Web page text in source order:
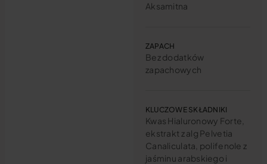
Aksamitna
ZAPACH
Bez dodatków
zapachowych
KLUCZOWE SKŁADNIKI
Kwas Hialuronowy Forte,
ekstrakt z alg Pelvetia
Canaliculata, polifenole z
jaśminu arabskiego i